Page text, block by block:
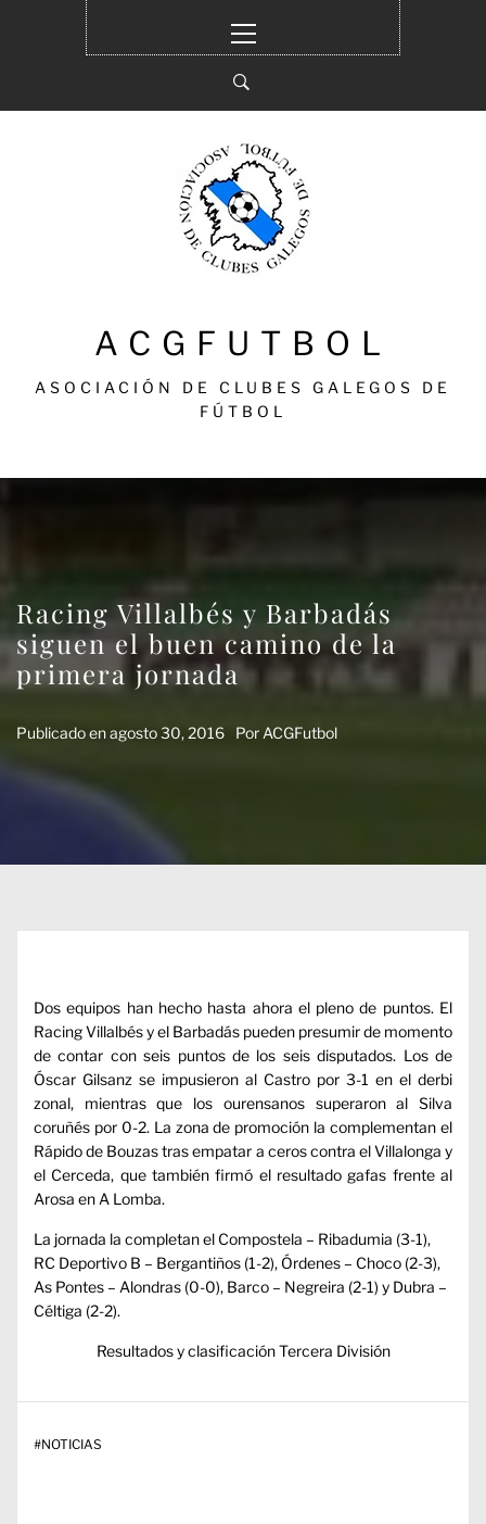
principal
ACGFUTBOL
ASOCIACIÓN DE CLUBES GALEGOS DE
FÚTBOL
Racing Villalbés y Barbadás
siguen el buen camino de la
primera jornada
Publicado enagosto 30, 2016 Por ACGFutbol
Dos equipos han hecho hasta ahora el pleno de puntos. El
Racing Villalbés y el Barbadás pueden presumir de momento
de contar con seis puntos de los seis disputados. Los de
Óscar Gilsanz se impusieron al Castro por 3-1 en el derbi
zonal, mientras que los ourensanos superaron al Silva
coruñés por 0-2. La zona de promoción la complementan el
Rápido de Bouzas tras empatar a ceros contra el Villalonga y
el Cerceda, que también firmó el resultado gafas frente al
Arosa en A Lomba.
La jornada la completan el Compostela – Ribadumia (3-1),
RC Deportivo B – Bergantiños (1-2), Órdenes – Choco (2-3),
As Pontes – Alondras (0-0), Barco – Negreira (2-1) y Dubra –
Céltiga (2-2).
Resultados y clasificación Tercera División
#NOTICIAS